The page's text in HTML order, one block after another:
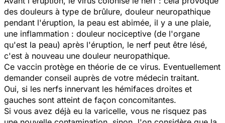
des douleurs à type de brûlure, douleur neuropathique
pendant l'éruption, la peau est abimée, il y a une plaie,
une inflammation : douleur nociceptive (de l'organe
qu'est la peau) après l'éruption, le nerf peut être lésé,
c'est à nouveau une douleur neuropathique.
Ce vaccin protège en théorie de ce virus. Eventuellement
demander conseil auprès de votre médecin traitant.
Oui, si les nerfs innervant les hémifaces droites et
gauches sont atteint de façon concomitantes.
Si vous avez déjà eu la varicelle, vous ne risquez pas